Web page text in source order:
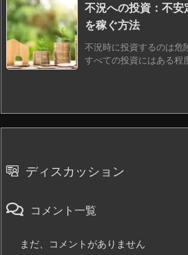
不況への投資：不
を稼ぐ方法
不況時に投資するのは危
すべての投資にはある程
ディスカッション
コメント一覧
まだ、コメントがありません